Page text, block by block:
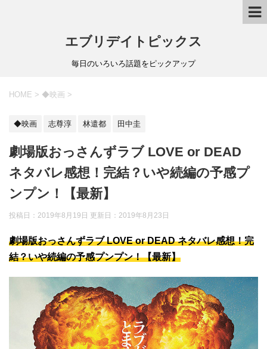
エブリデイトピックス
毎日のいろいろ話題をピックアップ
HOME > ◆映画 >
◆映画 志尊淳 林遣都 田中圭
劇場版おっさんずラブ LOVE or DEAD
ネタバレ感想！完結？いや続編の予感プ
ンプン！【最新】
投稿日：2019年8月19日 更新日： 2019年8月23日
劇場版おっさんずラブ LOVE or DEAD ネタバレ感想！完
結？いや続編の予感プンプン！【最新】